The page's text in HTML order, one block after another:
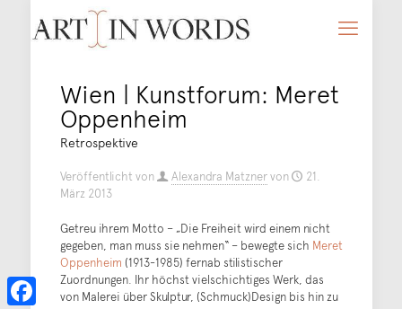
Wien | Kunstforum: Meret
Oppenheim
Retrospektive
Veröffentlicht von Alexandra Matznervon
21.
März 2013
Getreu ihrem Motto – „Die Freiheit wird einem nicht
gegeben, man muss sie nehmen“ – bewegte sich Meret
Oppenheim (1913-1985) fernab stilistischer
Zuordnungen. Ihr höchst vielschichtiges Werk, das
von Malerei über Skulptur, (Schmuck)Design bis hin zu